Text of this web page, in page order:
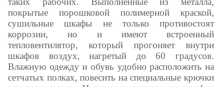
покрытые порошковой полимерной краской,
сушильные шкафы не только противостоят
коррозии, но и имеют встроенный
тепловентилятор, который прогоняет внутри
шкафов воздух, нагретый до 60 градусов.
Влажную одежду и обувь удобно расположить на
сетчатых полках, повесить на специальные крючки